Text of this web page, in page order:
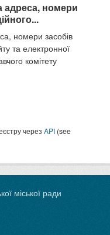
адреса, номери
номери засобів
та електронної
комітету
через API (see
міської ради